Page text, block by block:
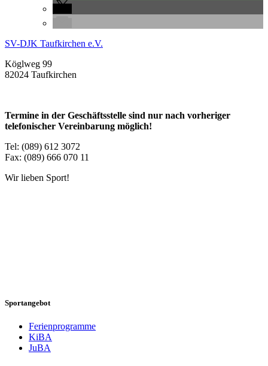
SV-DJK Taufkirchen e.V.
Köglweg 99
82024 Taufkirchen
Termine in der Geschäftsstelle sind nur nach vorheriger
telefonischer Vereinbarung möglich!
Tel: (089) 612 3072
Fax: (089) 666 070 11
Wir lieben Sport!
Sportangebot
Ferienprogramme
KiBA
JuBA